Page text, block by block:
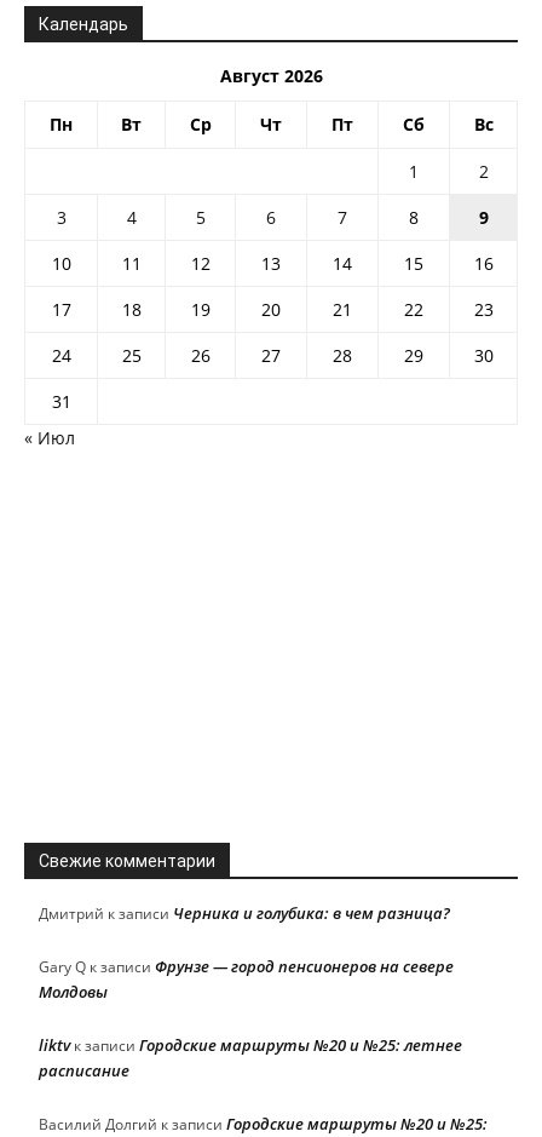
Календарь
Август 2026
Пн Вт Ср Чт Пт Сб Вс
1
2
3
4 5 6 7 8
9
10
11 12 13 14 15
16
17
18 19 20 21 22
23
24
25 26 27 28 29
30
31
« Июл
Свежие комментарии
Дмитрий к записи Черника и голубика: в чем разница?
Gary Q к записи Фрунзе — город пенсионеров на севере
Молдовы
liktvк записи Городские маршруты №20 и №25: летнее
расписание
Василий Долгий к записи Городские маршруты №20 и №25: